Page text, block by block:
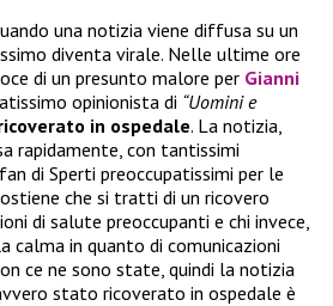
una notizia viene diffusa su un
diventa virale. Nelle ultime ore
di un presunto malore per Gianni
opinionista di “Uomini e
in ospedale. La notizia,
rapidamente, con tantissimi
di Sperti preoccupatissimi per le
che si tratti di un ricovero
di salute preoccupanti e chi invece,
calma in quanto di comunicazioni
ce ne sono state, quindi la notizia
stato ricoverato in ospedale è